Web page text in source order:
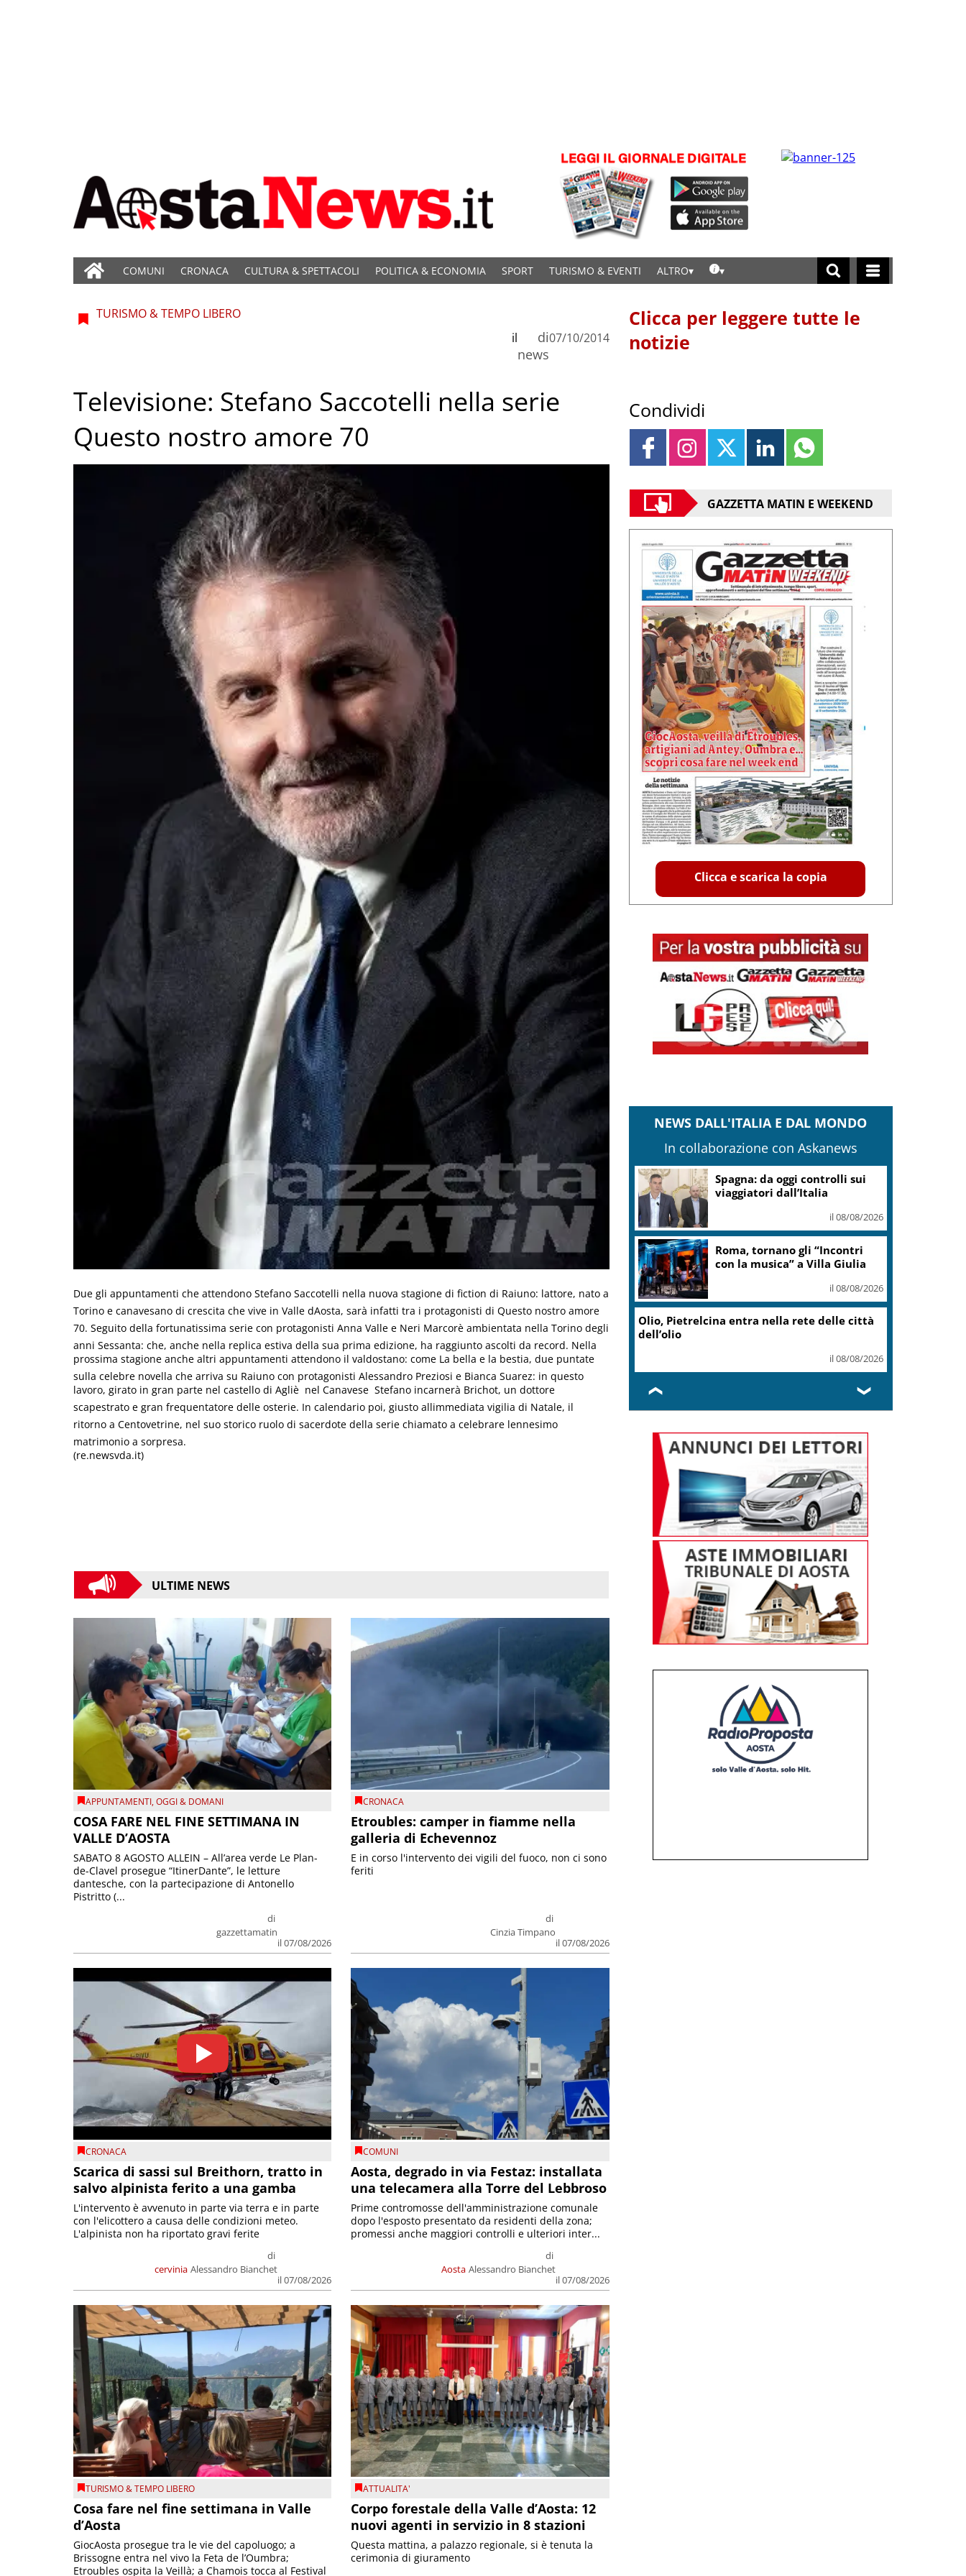
COMUNI CRONACA CULTURA & SPETTACOLI POLITICA & ECONOMIA SPORT TURISMO & EVENTI ALTRO
TURISMO & TEMPO LIBERO
di
news
il 07/10/2014
Televisione: Stefano Saccotelli nella serie
Questo nostro amore 70
Due gli appuntamenti che attendono Stefano Saccotelli nella nuova stagione di fiction di Raiuno: lattore, nato a
Torino e canavesano di crescita che vive in Valle dAosta, sarà infatti tra i protagonisti di Questo nostro amore
70. Seguito della fortunatissima serie con protagonisti Anna Valle e Neri Marcorè ambientata nella Torino degli
anni Sessanta: che, anche nella replica estiva della sua prima edizione, ha raggiunto ascolti da record. Nella
prossima stagione anche altri appuntamenti attendono il valdostano: come La bella e la bestia, due puntate
sulla celebre novella che arriva su Raiuno con protagonisti Alessandro Preziosi e Bianca Suarez: in questo
lavoro, girato in gran parte nel castello di Agliè  nel Canavese  Stefano incarnerà Brichot, un dottore
scapestrato e gran frequentatore delle osterie. In calendario poi, giusto allimmediata vigilia di Natale, il
ritorno a Centovetrine, nel suo storico ruolo di sacerdote della serie chiamato a celebrare lennesimo
matrimonio a sorpresa.
(re.newsvda.it)
ULTIME NEWS
APPUNTAMENTI,OGGI & DOMANI
COSA FARE NEL FINE SETTIMANA IN
VALLE D’AOSTA
di
gazzettamatin
il 07/08/2026
SABATO 8 AGOSTO ALLEIN – All’area verde Le Plan-
de-Clavel prosegue “ItinerDante”, le letture
dantesche, con la partecipazione di Antonello
Pistritto (...
CRONACA
Etroubles: camper in fiamme nella
galleria di Echevennoz
di
Cinzia Timpano
il 07/08/2026
E in corso l'intervento dei vigili del fuoco, non ci sono
feriti
CRONACA
Scarica di sassi sul Breithorn, tratto in
salvo alpinista ferito a una gamba
cervinia
di
Alessandro Bianchet
il 07/08/2026
L'intervento è avvenuto in parte via terra e in parte
con l'elicottero a causa delle condizioni meteo.
L'alpinista non ha riportato gravi ferite
COMUNI
Aosta, degrado in via Festaz: installata
una telecamera alla Torre del Lebbroso
Aosta
di
Alessandro Bianchet
il 07/08/2026
Prime contromosse dell'amministrazione comunale
dopo l'esposto presentato da residenti della zona;
promessi anche maggiori controlli e ulteriori inter...
TURISMO & TEMPO LIBERO
Cosa fare nel fine settimana in Valle
d’Aosta
GiocAosta prosegue tra le vie del capoluogo; a
Brissogne entra nel vivo la Feta de l’Oumbra;
Etroubles ospita la Veillà; a Chamois tocca al Festival
ATTUALITA'
Corpo forestale della Valle d’Aosta: 12
nuovi agenti in servizio in 8 stazioni
Questa mattina, a palazzo regionale, si è tenuta la
cerimonia di giuramento
Clicca per leggere tutte le
notizie
Condividi
GAZZETTA MATIN E WEEKEND
Clicca e scarica la copia
NEWS DALL'ITALIA E DAL MONDO
In collaborazione con Askanews
Spagna: da oggi controlli sui
viaggiatori dall’Italia
il 08/08/2026
Roma, tornano gli “Incontri
con la musica” a Villa Giulia
il 08/08/2026
Olio, Pietrelcina entra nella rete delle città
dell’olio
il 08/08/2026
❮ ❯